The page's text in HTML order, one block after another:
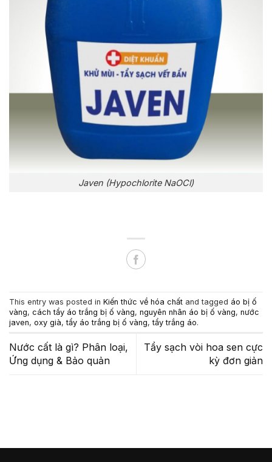
Javen (Hypochlorite NaOCl)
This entry was posted in Kiến thức về hóa chất and tagged áo bị ố
vàng, cách tẩy áo trắng bị ố vàng, nguyên nhân áo bị ố vàng, nước
javen, oxy già,tẩy áo trắng bị ố vàng,tẩy trắng áo.
Nước cất là gì? Phân loại,
Ứng dụng & Bảo quản
Tẩy sạch vòi hoa sen cực
kỳ đơn giản